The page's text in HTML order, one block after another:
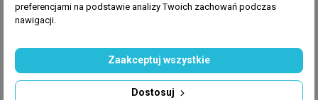
zasolenia wody.
Wysyłkę realizujemy od poniedziałku do środy
włącznie. Zamówione zwierzęta wysyłane są w
specjalnym styropianowym boksie wraz z
preferencjami na podstawie analizy Twoich zachowań podczas
nawigacji.
Dostosuj
Zaakceptuj wszystkie